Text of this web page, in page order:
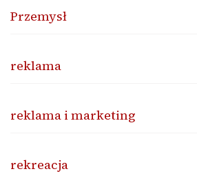
Przemysł
reklama
reklama i marketing
rekreacja